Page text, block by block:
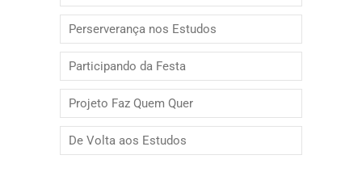
Perserverança nos Estudos
Participando da Festa
Projeto Faz Quem Quer
De Volta aos Estudos